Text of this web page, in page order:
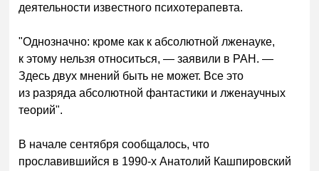
деятельности известного психотерапевта.
"Однозначно: кроме как к абсолютной лженауке,
к этому нельзя относиться, — заявили в РАН. —
Здесь двух мнений быть не может. Все это
из разряда абсолютной фантастики и лженаучных
теорий".
В начале сентября сообщалось, что
прославившийся в 1990-х Анатолий Кашпировский